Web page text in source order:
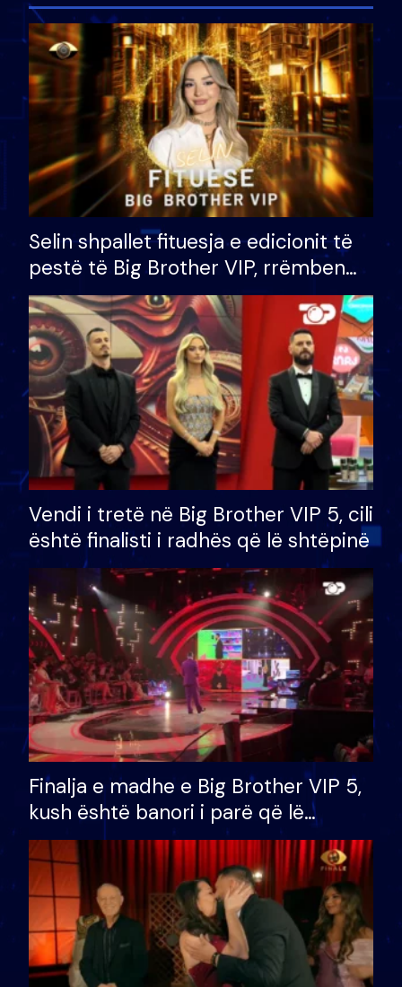
Selin shpallet fituesja e edicionit të
pestë të Big Brother VIP, rrëmben
çmimin e madh prej 100 mijë eurosh
Vendi i tretë në Big Brother VIP 5, cili
është finalisti i radhës që lë shtëpinë
Finalja e madhe e Big Brother VIP 5,
kush është banori i parë që lë
shtëpinë dhe humb mundësinë për
të fituar çmimin e madh